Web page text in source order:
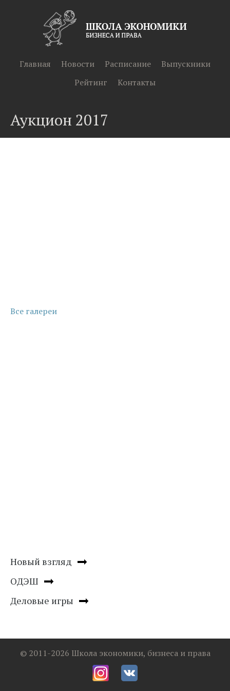
Главная Новости Расписание
Выпускники
Рейтинг
Контакты
Аукцион 2017
Все галереи
Новый взгляд
ОДЭШ
Деловые игры
© 2011-2026 Школа экономики, бизнеса и права